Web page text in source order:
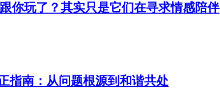
你玩了？其实只是它们在寻求情感陪伴
指南：从问题根源到和谐共处